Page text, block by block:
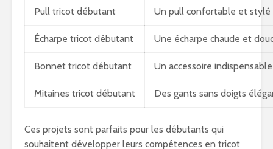
Pull tricot débutant Un pull confortable et stylé
Écharpe tricot débutant Une écharpe chaude et
Bonnet tricot débutant Un accessoire
Mitaines tricot débutant Des gants sans doigts
Ces projets sont parfaits pour les débutants qui
souhaitent développer leurs compétences en tricot